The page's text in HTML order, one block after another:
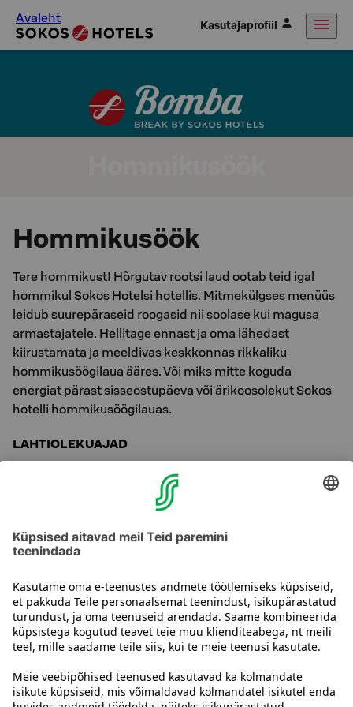
Avaleht Kasutajaprofiil
Hommikusöök
Tere hommikust! Hõrgutav rootsi laud ootab teid igal
hommikul Sokos Hotelsi hotellis. Mitmekülgses menüüs
leidub suurepäraseid roogasid nii soolase kui magusa
armastajatele. Hellitage ennast ja oma lähedast
kiirustamata ja meeldivas keskkonnas rikkaliku
hommikusöögilaua ääres. Või miks mitte koguda
energiat pärast sisseostupäeva või ärikoosolekut Sokos
hotelli hommikusöögilauas.
LAHTIOLEKUAJAD
N 6:30 - 10:00
R 6:30 - 10:00
P 7:30 - 11:00
Võta meiega ühendust